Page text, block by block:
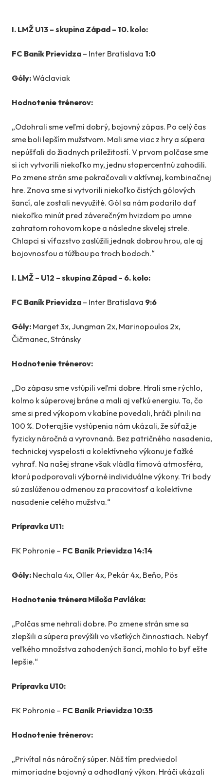
I. LMŽ U13 – skupina Západ – 10. kolo:
FC Baník Prievidza – Inter Bratislava 1:0
Góly:Wáclaviak
Hodnotenie trénerov:
„Odohrali sme veľmi dobrý, bojovný zápas. Po celý čas
sme boli lepším mužstvom. Mali sme viac z hry a súpera
nepúšťali do žiadnych príležitostí. V prvom polčase sme
si ich vytvorili niekoľko my, jednu stopercentnú zahodili.
Po zmene strán sme pokračovali v aktívnej, kombinačnej
hre. Znova sme si vytvorili niekoľko čistých gólových
šancí, ale zostali nevyužité. Gól sa nám podarilo dať
niekoľko minút pred záverečným hvizdom po umne
zahratom rohovom kope a následne skvelej strele.
Chlapci si víťazstvo zaslúžili jednak dobrou hrou, ale aj
bojovnosťou a túžbou po troch bodoch.“
I. LMŽ – U12 – skupina Západ – 6. kolo:
FC Baník Prievidza – Inter Bratislava 9:6
Góly: Marget 3x, Jungman 2x, Marinopoulos 2x,
Čičmanec, Stránsky
Hodnotenie trénerov:
„Do zápasu sme vstúpili veľmi dobre. Hrali sme rýchlo,
kolmo k súperovej bráne a mali aj veľkú energiu. To, čo
sme si pred výkopom v kabíne povedali, hráči plnili na
100 %. Doterajšie vystúpenia nám ukázali, že súťaž je
fyzicky náročná a vyrovnaná. Bez patričného nasadenia,
technickej vyspelosti a kolektívneho výkonu je ťažké
vyhrať. Na našej strane však vládla tímová atmosféra,
ktorú podporovali výborné individuálne výkony. Tri body
sú zaslúženou odmenou za pracovitosť a kolektívne
nasadenie celého mužstva.“
Prípravka U11:
FK Pohronie – FC Baník Prievidza 14:14
Góly: Nechala 4x, Oller 4x, Pekár 4x, Beňo, Pös
Hodnotenie trénera Miloša Pavláka:
„Polčas sme nehrali dobre. Po zmene strán sme sa
zlepšili a súpera prevýšili vo všetkých činnostiach. Nebyť
veľkého množstva zahodených šancí, mohlo to byť ešte
lepšie.“
Prípravka U10:
FK Pohronie – FC Baník Prievidza 10:35
Hodnotenie trénerov:
„Privítal nás náročný súper. Náš tím predviedol
mimoriadne bojovný a odhodlaný výkon. Hráči ukázali